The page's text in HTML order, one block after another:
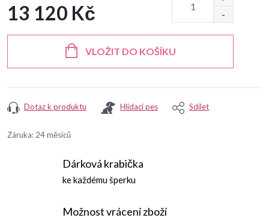
13 120 Kč
VLOŽIT DO KOŠÍKU
Dotaz k produktu Hlídací pes Sdílet
Záruka: 24 měsíců
Dárková krabička
ke každému šperku
Možnost vrácení zboží